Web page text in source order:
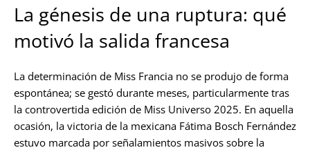
La génesis de una ruptura: qué
motivó la salida francesa
La determinación de Miss Francia no se produjo de forma
espontánea; se gestó durante meses, particularmente tras
la controvertida edición de Miss Universo 2025. En aquella
ocasión, la victoria de la mexicana Fátima Bosch Fernández
estuvo marcada por señalamientos masivos sobre la